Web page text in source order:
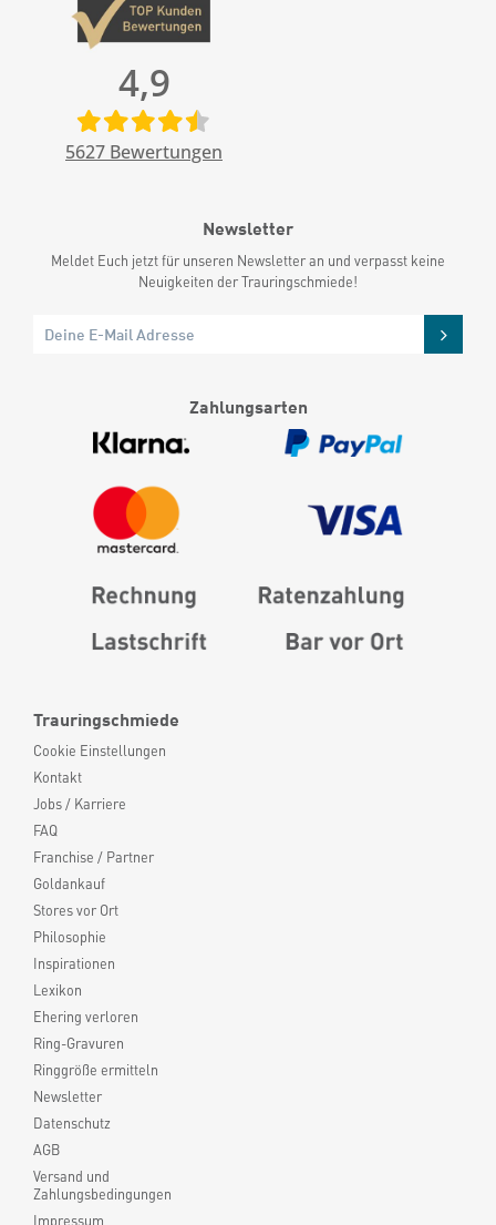
Trauringschmiede
Cookie Einstellungen
Kontakt
Jobs / Karriere
FAQ
Franchise / Partner
Goldankauf
Stores vor Ort
Philosophie
Inspirationen
Lexikon
Ehering verloren
Ring-Gravuren
Ringgröße ermitteln
Newsletter
Datenschutz
AGB
Versand und
Zahlungsbedingungen
Impressum
4,9
5627 Bewertungen
Newsletter
Meldet Euch jetzt für unseren Newsletter an und verpasst keine
Neuigkeiten der Trauringschmiede!
Zahlungsarten